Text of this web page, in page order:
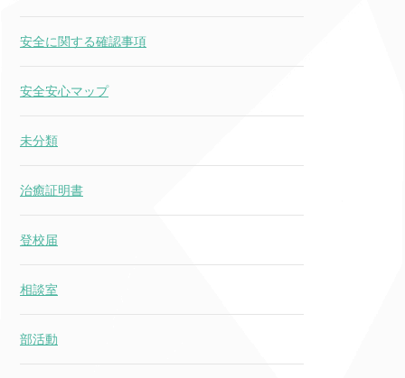
安全に関する確認事項
安全安心マップ
未分類
治癒証明書
登校届
相談室
部活動